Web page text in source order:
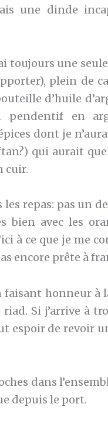
une dinde
toujours une
plein de
d’huile
pendentif en
dont je
qui aurait
cuir.
repas: pas un
bien avec les
à ce que je me
encore prête à
faisant honneur à
Si j’arrive à
espoir de revoir
dans
depuis le port.